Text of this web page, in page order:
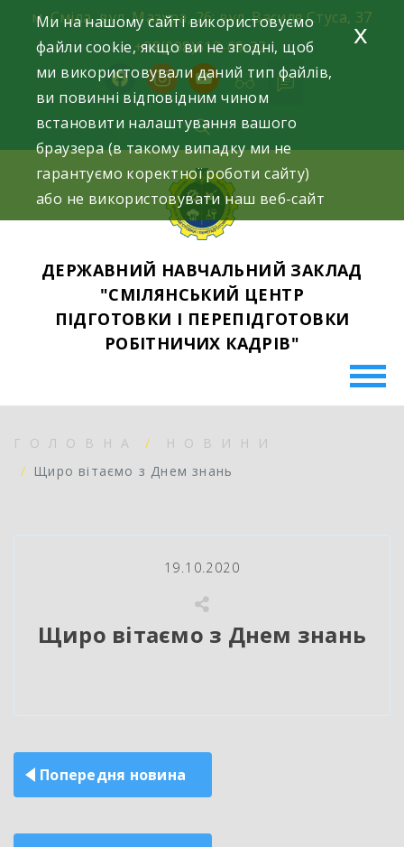
content
м. Сміла, вул. Мазура, 26; вул. Василя Стуса, 37
+38(098)612-69-32.
facebookinstagram
youtube
ДЕРЖАВНИЙ НАВЧАЛЬНИЙ ЗАКЛАД
"СМІЛЯНСЬКИЙ ЦЕНТР
ПІДГОТОВКИ І ПЕРЕПІДГОТОВКИ
РОБІТНИЧИХ КАДРІВ"
ГОЛОВНА
НОВИНИ
Щиро вітаємо з Днем знань
19.10.2020
Щиро вітаємо з Днем знань
Навігація
записів
Попередня новина
Ми на нашому сайті використовуємо
файли cookie, якщо ви не згодні, щоб
ми використовували даний тип файлів,
ви повинні відповідним чином
встановити налаштування вашого
браузера (в такому випадку ми не
гарантуємо коректної роботи сайту)
або не використовувати наш веб-сайт
x